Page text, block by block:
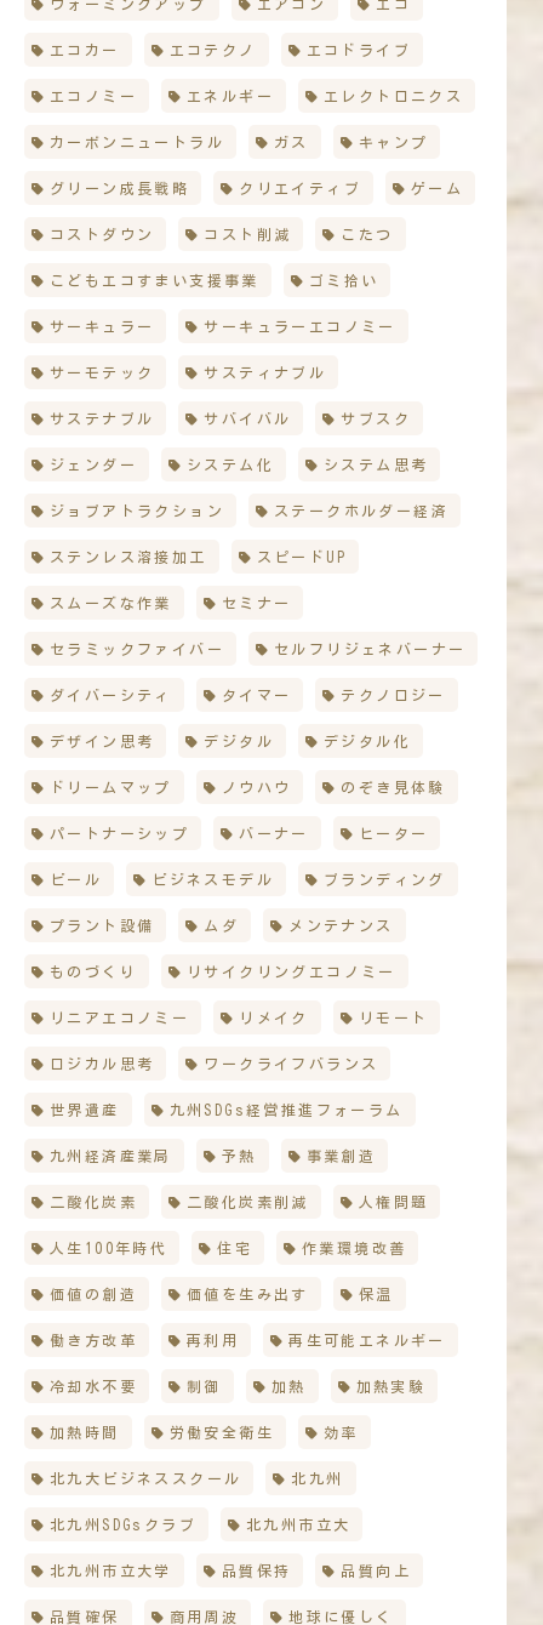
ウォーミングアップ エアコン エコ
エコカー エコテクノ エコドライブ
エコノミー エネルギー エレクトロニクス
カーボンニュートラル ガス キャンプ
グリーン成長戦略 クリエイティブ ゲーム
コストダウン コスト削減 こたつ
こどもエコすまい支援事業 ゴミ拾い
サーキュラー サーキュラーエコノミー
サーモテック サスティナブル
サステナブル サバイバル サブスク
ジェンダー システム化 システム思考
ジョブアトラクション ステークホルダー経済
ステンレス溶接加工 スピードUP
スムーズな作業 セミナー
セラミックファイバー セルフリジェネバーナー
ダイバーシティ タイマー テクノロジー
デザイン思考 デジタル デジタル化
ドリームマップ ノウハウ のぞき見体験
パートナーシップ バーナー ヒーター
ビール ビジネスモデル ブランディング
プラント設備 ムダ メンテナンス
ものづくり リサイクリングエコノミー
リニアエコノミー リメイク リモート
ロジカル思考 ワークライフバランス
世界遺産 九州SDGs経営推進フォーラム
九州経済産業局 予熱 事業創造
二酸化炭素 二酸化炭素削減 人権問題
人生100年時代 住宅 作業環境改善
価値の創造 価値を生み出す 保温
働き方改革 再利用 再生可能エネルギー
冷却水不要 制御 加熱 加熱実験
加熱時間 労働安全衛生 効率
北九大ビジネススクール 北九州
北九州SDGsクラブ 北九州市立大
北九州市立大学 品質保持 品質向上
品質確保 商用周波 地球に優しく